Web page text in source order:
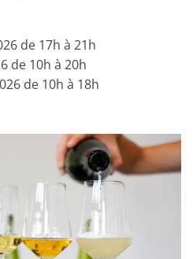
de 17h à 21h
de 10h à 20h
de 10h à 18h